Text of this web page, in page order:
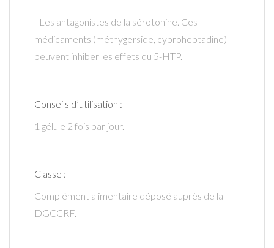
- Les antagonistes de la sérotonine. Ces
médicaments (méthygerside, cyproheptadine)
peuvent inhiber les effets du 5-HTP.
Conseils d’utilisation :
1 gélule 2 fois par jour.
Classe :
Complément alimentaire déposé auprès de la
DGCCRF.